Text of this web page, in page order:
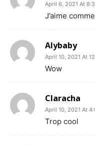
April 6, 2021 At
J’aime
Alybaby
April 10, 2021 At
Wow
Claracha
April 10, 2021 At
Trop cool